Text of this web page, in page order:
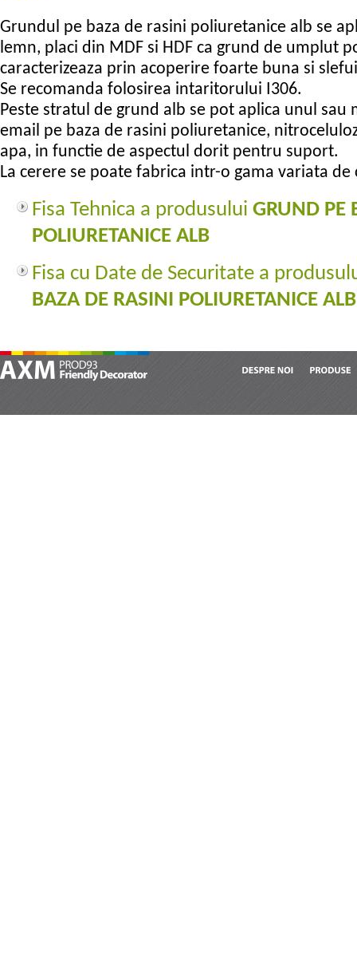
Grundul pe baza de rasini poliuretanice alb se
lemn, placi din MDF si HDF ca grund de umplut
caracterizeaza prin acoperire foarte buna si
Se recomanda folosirea intaritorului I306.
Peste stratul de grund alb se pot aplica unul
email pe baza de rasini poliuretanice,
apa, in functie de aspectul dorit pentru suport.
La cerere se poate fabrica intr-o gama variata de
Fisa Tehnica a produsului GRUND PE
POLIURETANICE ALB
Fisa cu Date de Securitate a
BAZA DE RASINI POLIURETANICE ALB